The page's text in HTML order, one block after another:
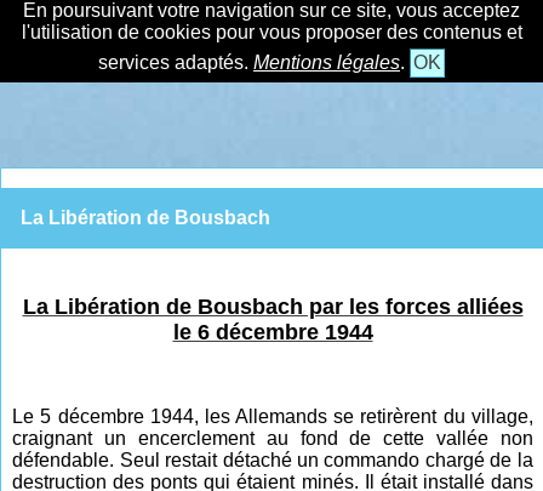
En poursuivant votre navigation sur ce site, vous acceptez
l'utilisation de cookies pour vous proposer des contenus et
services adaptés. Mentions légales. OK
La Libération de Bousbach
La Libération de Bousbach par les forces alliées
le 6 décembre 1944
Le 5 décembre 1944, les Allemands se retirèrent du village,
craignant un encerclement au fond de cette vallée non
défendable. Seul restait détaché un commando chargé de la
destruction des ponts qui étaient minés. Il était installé dans